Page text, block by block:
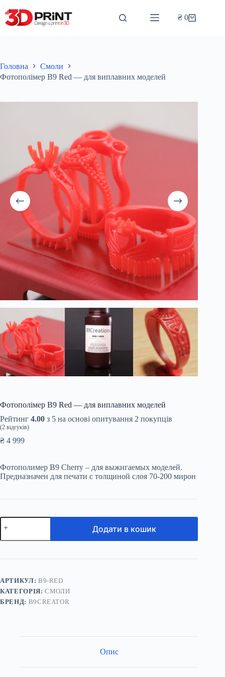
до
вмісту
Кошик
₴ 0
Головна
Смоли
Фотополімер B9 Red — для виплавних моделей
Фотополімер B9 Red — для виплавних моделей
Рейтинг 4.00 з 5 на основі опитування 2 покупців
(2 відгуків)
₴ 4 999
Фотополимер B9 Cherry – для выжигаемых моделей.
Предназначен для печати с толщиной слоя 70-200 мирон
Фотополімер
B9
Red
кількість
Додати в кошик
АРТИКУЛ: B9-RED
КАТЕГОРІЯ:СМОЛИ
БРЕНД: B9CREATOR
Опис